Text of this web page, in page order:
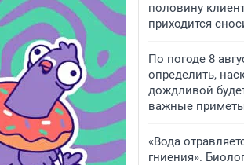
половину
приходится
По погоде 8
определить,
дождливой
важные
«Вода
гниения».